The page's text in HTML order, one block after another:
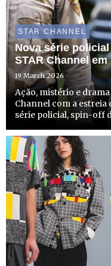
STAR CHANNEL
Nova série
STAR Channel
19 March 2026
Ação, mistério e
Channel com a estreia
série policial, spin-off
não só começa a